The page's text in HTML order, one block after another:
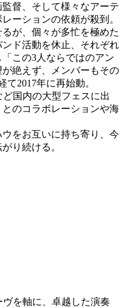
督、そして様々なアーテ
ーションの依頼が殺到。
が、個々が多忙を極めた
ド活動を休止、それぞれ
この3人ならではのアン
絶えず、メンバーもその
2017年に再始動。
国内の大型フェスに出
のコラボレーションや海
をお互いに持ち寄り、今
り続ける。
を軸に、卓越した演奏